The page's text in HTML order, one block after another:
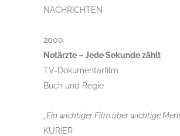
NACHRICHTEN
2000
Notärzte – Jede Sekunde zählt
TV-Dokumentarfilm
Buch und Regie
„Ein wichtiger Film über wichtige
KURIER